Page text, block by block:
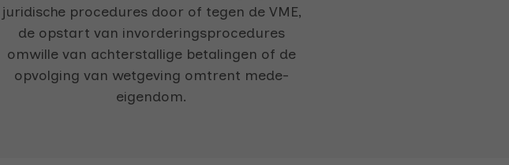
juridische procedures door of tegen de VME,
de opstart van invorderingsprocedures
omwille van achterstallige betalingen of de
opvolging van wetgeving omtrent mede-
eigendom.